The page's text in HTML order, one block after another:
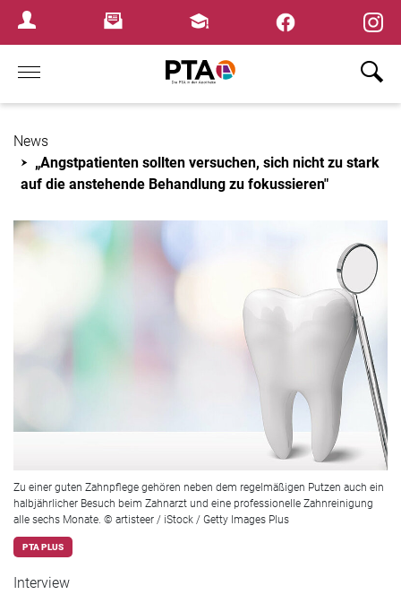
Login MenuNewsletterFortbildungen
Home
News
„Angstpatienten sollten versuchen, sich nicht zu stark
auf die anstehende Behandlung zu fokussieren"
Zu einer guten Zahnpflege gehören neben dem regelmäßigen Putzen auch ein
halbjährlicher Besuch beim Zahnarzt und eine professionelle Zahnreinigung
alle sechs Monate. © artisteer / iStock / Getty Images Plus
PTA PLUS
Interview
×